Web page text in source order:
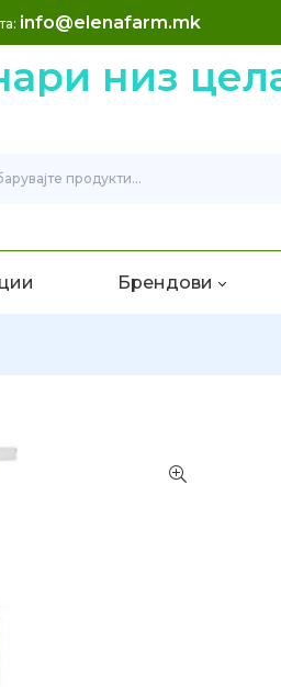
info@elenafarm.mk
низ цела
Брендови